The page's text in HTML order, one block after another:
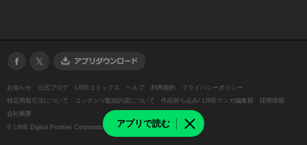
アプリで読む
お知らせ 公式ブログ LINEコミックス ヘルプ 利用規約
プライバシーポリシー
特定商取引法について
コンテンツ配信許諾について 作品持ち込み/ LINEマンガ編集部
採用情報
会社概要
© LINE Digital Frontier Corporation